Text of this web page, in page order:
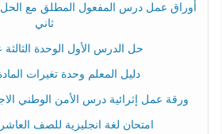
أوراق عمل درس المفعول المطلق مع
ثاني
حل الدرس الأول الوحدة
دليل المعلم وحدة تغيرات
ورقة عمل إثرائية درس الأمن الوطني
امتحان لغة انجليزية للصف